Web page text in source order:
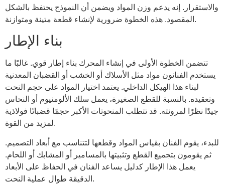
والاستقرار. إنه يدعم وزن المواد ويضمن أن النموذج يحتفظ بالشكل
المقصود. هذه الخطوة ضرورية لإنشاء قطعة متينة ومتوازنة.
بناء الإطار
تتضمن الخطوة الأولى في إنشاء المحرك بناء إطار قوي. غالبًا ما
يستخدم الفنانون مواد مثل الأسلاك أو الخشب أو القضبان المعدنية
لبناء هذا الهيكل الداخلي. يعتمد اختيار المواد على حجم النحت
وتعقيده. بالنسبة للقطع الصغيرة، يعمل سلك الألومنيوم أو النحاس
جيدًا نظرًا لمرونته. قد تتطلب المنحوتات الأكبر حجمًا قضبانًا فولاذية
لمزيد من القوة.
للبدء، يقوم الفنان بقياس المواد وقطعها لتتناسب مع أبعاد التصميم.
ثم يقومون بتجميع القطع وتثبيتها بالمسامير أو المشابك أو اللحام.
يعمل هذا الإطار كدليل يساعد الفنان في الحفاظ على الأبعاد
الدقيقة طوال عملية النحت.